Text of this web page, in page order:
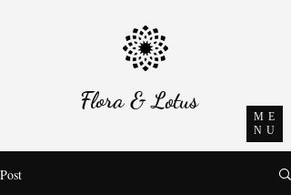
ME
NU
Flora & Lotus
Post